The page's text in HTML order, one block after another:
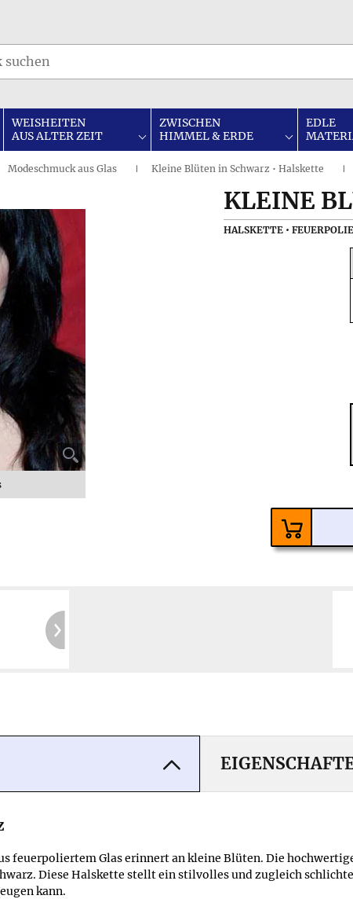
WEISHEITEN
AUS ALTER ZEIT
ZWISCHEN
HIMMEL & ERDE
EDLE
Modeschmuck aus Glas I Kleine Blüten in Schwarz • Halskette I
KLEINE
HALSKETTE •
feuerpoliertem Glas erinnert an kleine Blüten. Die
Diese Halskette stellt ein stilvolles und zugleich
kann.